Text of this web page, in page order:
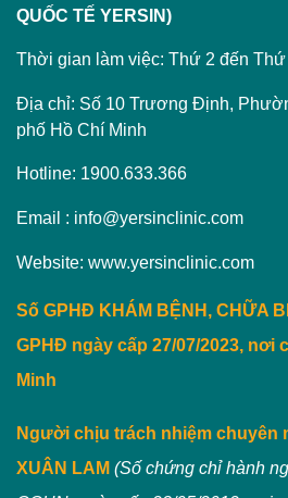
QUỐC TẾ YERSIN)
Thời gian làm việc: Thứ 2 đến
Địa chỉ: Số 10 Trương Định,
phố Hồ Chí Minh
Hotline: 1900.633.366
Email : info@yersinclinic.com
Website: www.yersinclinic.com
Số GPHĐ KHÁM BỆNH, CHỮA
GPHĐ ngày cấp 27/07/2023, nơi
Minh
Người chịu trách nhiệm chuyên
XUÂN LAM (Số chứng chỉ hành